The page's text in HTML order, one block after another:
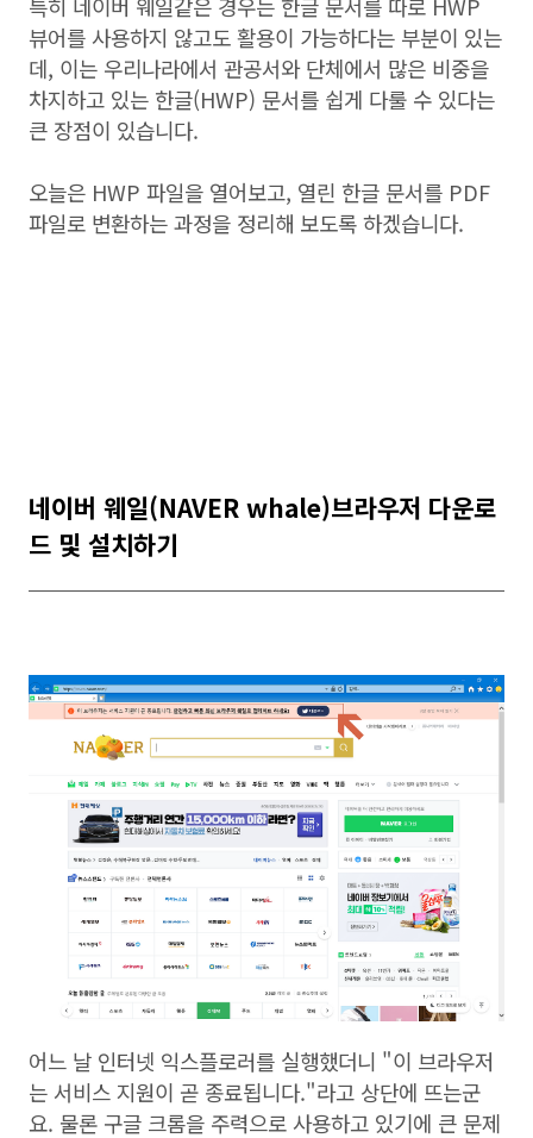
뷰어를 사용하지 않고도 활용이 가능하다는 부분이 있는
데, 이는 우리나라에서 관공서와 단체에서 많은 비중을
차지하고 있는 한글(HWP) 문서를 쉽게 다룰 수 있다는
큰 장점이 있습니다.
오늘은 HWP 파일을 열어보고, 열린 한글 문서를 PDF
파일로 변환하는 과정을 정리해 보도록 하겠습니다.
네이버 웨일(NAVER whale)브라우저 다운로
드 및 설치하기
어느 날 인터넷 익스플로러를 실행했더니 "이 브라우저
는 서비스 지원이 곧 종료됩니다."라고 상단에 뜨는군
요. 물론 구글 크롬을 주력으로 사용하고 있기에 큰 문제